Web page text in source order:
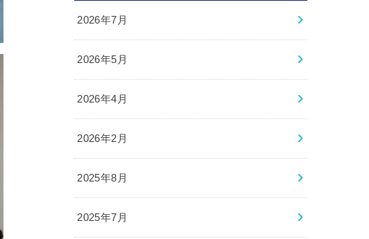
2026年7月
2026年5月
2026年4月
2026年2月
2025年8月
2025年7月